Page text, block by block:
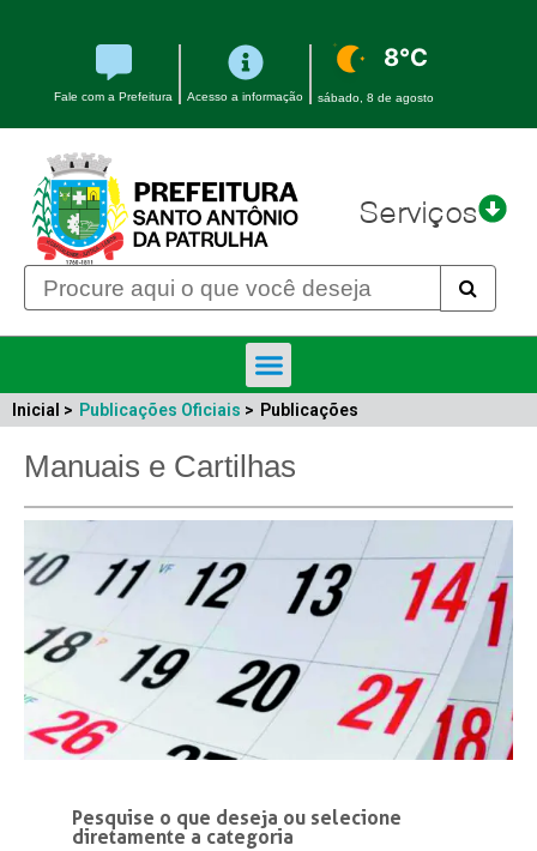
Fale com a Prefeitura Acesso a informação
8°C
sábado, 8 de agosto
Serviços
Inicial > Publicações Oficiais > Publicações
Manuais e Cartilhas
Pesquise o que deseja ou selecione
diretamente a categoria